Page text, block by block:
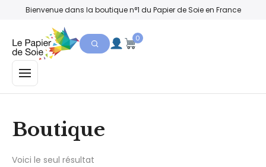
Bienvenue dans la boutique n°1 du Papier de Soie en France
MENU
0
Boutique
Voici le seul résultat